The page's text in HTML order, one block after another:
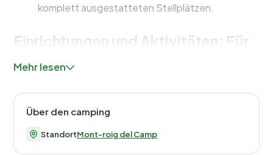
komplett ausgestatteten Stellplätzen.
Einrichtungen und Aktivitäten: Für
jeden etwas dabei
Komfort. Der
gemütliche Bar sind der perfekte Ort, an dem Kinder
wie Erwachsene entspannen und genießen können.
Für die Kleinsten gibt es umfangreiche
Mehr lesen
Über den camping
StandortMont-roig del Camp